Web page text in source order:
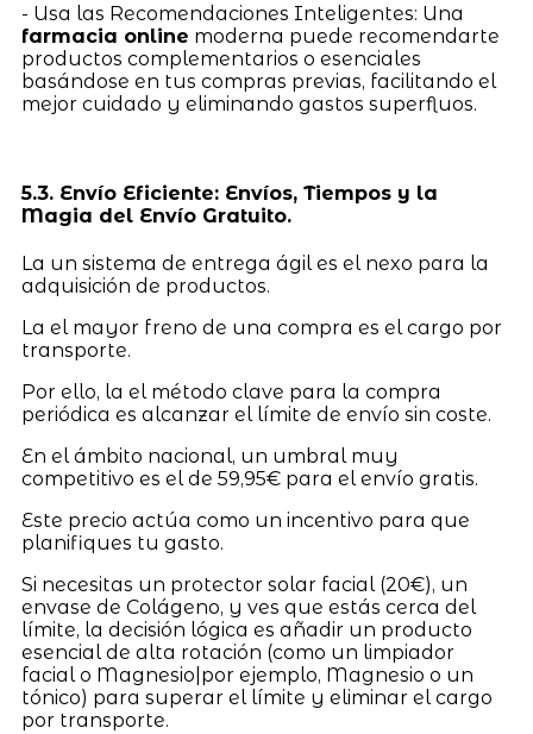
- Usa las Recomendaciones Inteligentes: Una
farmacia online moderna puede recomendarte
productos complementarios o esenciales
basándose en tus compras previas, facilitando el
mejor cuidado y eliminando gastos superfluos.
5.3. Envío Eficiente: Envíos, Tiempos y la
Magia del Envío Gratuito.
La un sistema de entrega ágil es el nexo para la
adquisición de productos.
La el mayor freno de una compra es el cargo por
transporte.
Por ello, la el método clave para la compra
periódica es alcanzar el límite de envío sin coste.
En el ámbito nacional, un umbral muy
competitivo es el de 59,95€ para el envío gratis.
Este precio actúa como un incentivo para que
planifiques tu gasto.
Si necesitas un protector solar facial (20€), un
envase de Colágeno, y ves que estás cerca del
límite, la decisión lógica es añadir un producto
esencial de alta rotación (como un limpiador
facial o Magnesio|por ejemplo, Magnesio o un
tónico) para superar el límite y eliminar el cargo
por transporte.